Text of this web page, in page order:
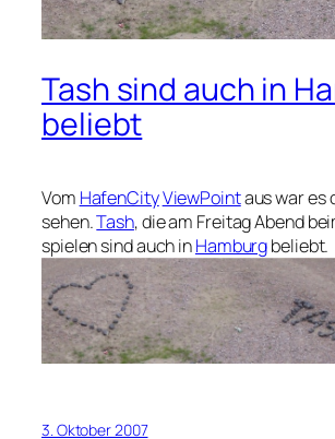
Tash sind auch in
beliebt
Vom HafenCityViewPointaus war es
sehen.Tash, die am Freitag Abend
spielen sind auch inHamburgbeliebt.
3. Oktober 2007